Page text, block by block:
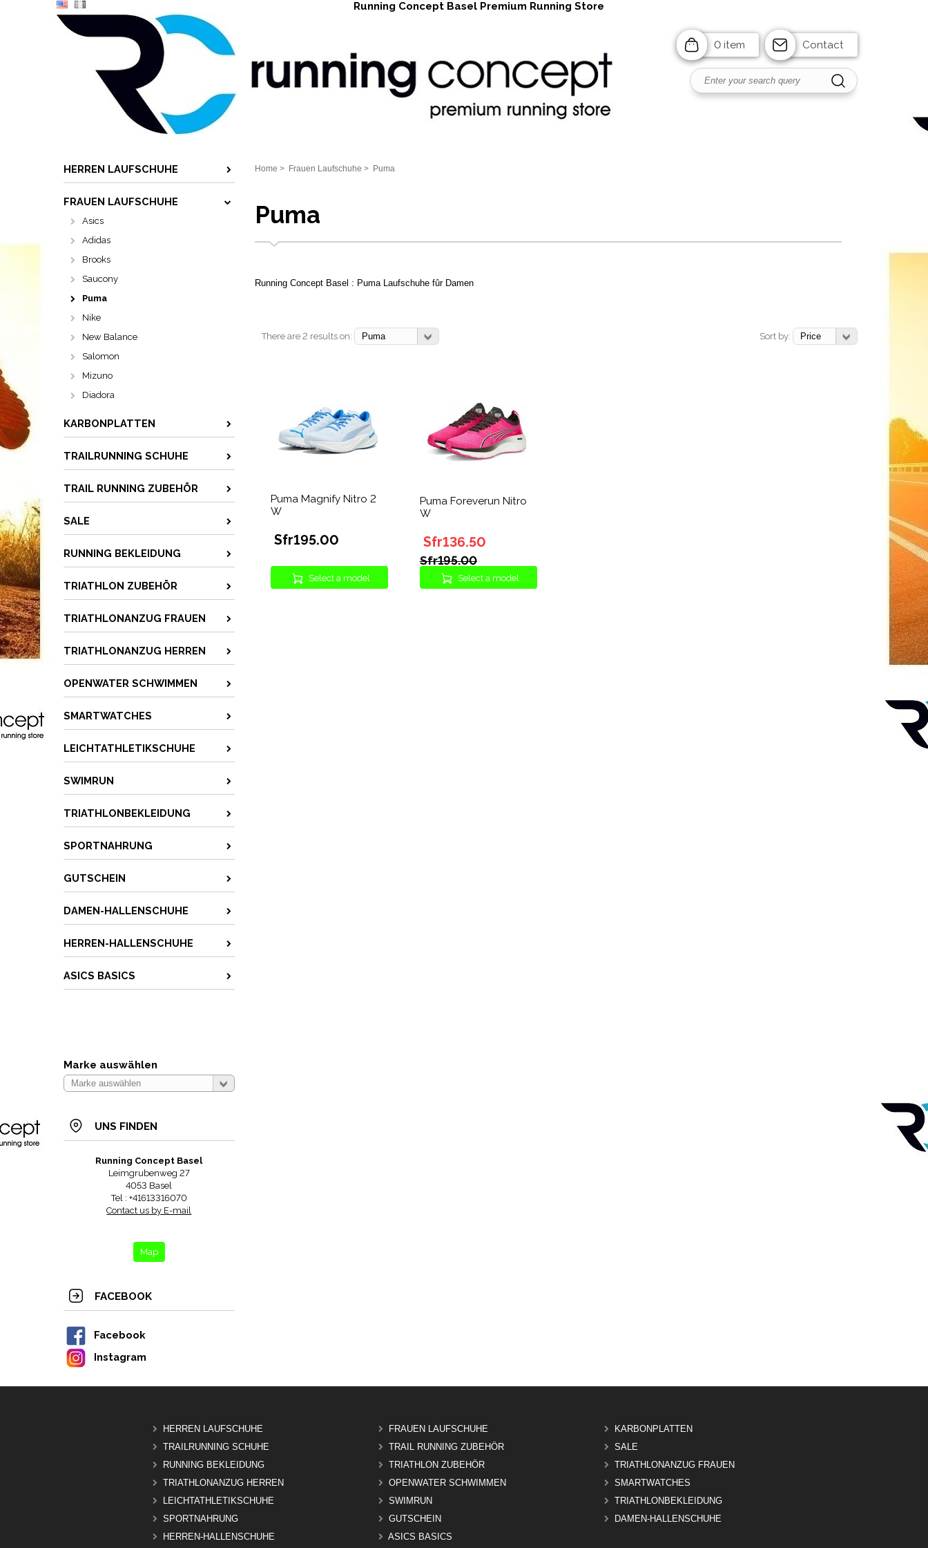
Running Concept Basel Premium Running Store
0 item Contact
HERREN LAUFSCHUHE
FRAUEN LAUFSCHUHE
Asics
Adidas
Brooks
Saucony
Puma
Nike
New Balance
Salomon
Mizuno
Diadora
KARBONPLATTEN
TRAILRUNNING SCHUHE
TRAIL RUNNING ZUBEHÖR
SALE
RUNNING BEKLEIDUNG
TRIATHLON ZUBEHÖR
TRIATHLONANZUG FRAUEN
TRIATHLONANZUG HERREN
OPENWATER SCHWIMMEN
SMARTWATCHES
LEICHTATHLETIKSCHUHE
SWIMRUN
TRIATHLONBEKLEIDUNG
SPORTNAHRUNG
GUTSCHEIN
DAMEN-HALLENSCHUHE
HERREN-HALLENSCHUHE
ASICS BASICS
Marke auswählen
UNS FINDEN
Running Concept Basel
Leimgrubenweg 27
4053 Basel
Tel : +41613316070
Contact us by E-mail
Map
FACEBOOK
Facebook
Instagram
Home > Frauen Laufschuhe > Puma
Puma
Running Concept Basel : Puma Laufschuhe fûr Damen
There are 2 results on: Sort by:
Puma Magnify Nitro 2
W
Sfr195.00
Select a model
Puma Foreverun Nitro
W
Sfr136.50
Sfr195.00
Select a model
HERREN LAUFSCHUHE FRAUEN LAUFSCHUHE
KARBONPLATTEN
TRAILRUNNING SCHUHE
TRAIL RUNNING ZUBEHÖR
SALE
RUNNING BEKLEIDUNG
TRIATHLON ZUBEHÖR
TRIATHLONANZUG FRAUEN
TRIATHLONANZUG HERREN
OPENWATER SCHWIMMEN
SMARTWATCHES
LEICHTATHLETIKSCHUHE
SWIMRUN
TRIATHLONBEKLEIDUNG
SPORTNAHRUNG
GUTSCHEIN
DAMEN-HALLENSCHUHE
HERREN-HALLENSCHUHE
ASICS BASICS